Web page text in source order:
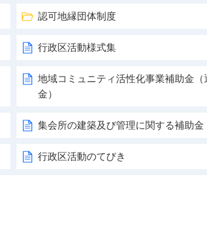
認可地縁団体制度
行政区活動様式集
地域コミュニティ活性化事業補助金
金）
集会所の建築及び管理に関する補助金
行政区活動のてびき